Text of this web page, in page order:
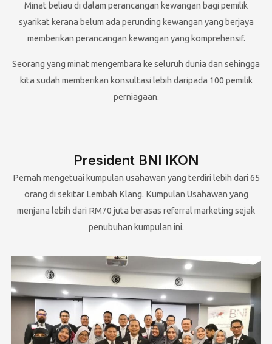
Minat beliau di dalam perancangan kewangan bagi pemilik
syarikat kerana belum ada perunding kewangan yang berjaya
memberikan perancangan kewangan yang komprehensif.
Seorang yang minat mengembara ke seluruh dunia dan sehingga
kita sudah memberikan konsultasi lebih daripada 100 pemilik
perniagaan.
President BNI IKON
Pernah mengetuai kumpulan usahawan yang terdiri lebih dari 65
orang di sekitar Lembah Klang. Kumpulan Usahawan yang
menjana lebih dari RM70 juta berasas referral marketing sejak
penubuhan kumpulan ini.